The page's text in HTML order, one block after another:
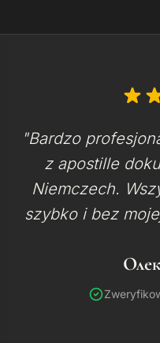
"Bardzo
z apostille
Niemczech.
szybko i bez